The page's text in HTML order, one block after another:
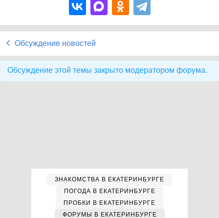
Обсуждение новостей
Обсуждение этой темы закрыто модератором форума.
ЗНАКОМСТВА В ЕКАТЕРИНБУРГЕ
ПОГОДА В ЕКАТЕРИНБУРГЕ
ПРОБКИ В ЕКАТЕРИНБУРГЕ
ФОРУМЫ В ЕКАТЕРИНБУРГЕ